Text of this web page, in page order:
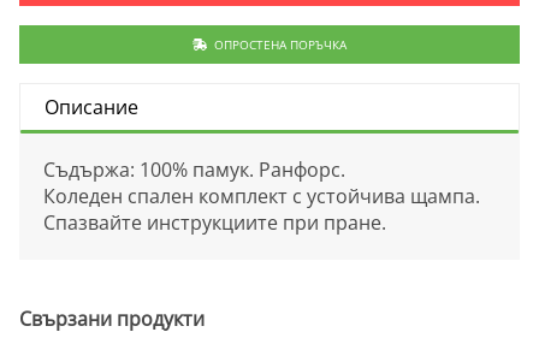
ОПРОСТЕНА ПОРЪЧКА
Описание
Съдържа: 100% памук. Ранфорс.
Коледен спален комплект с устойчива щампа.
Спазвайте инструкциите при пране.
Свързани продукти